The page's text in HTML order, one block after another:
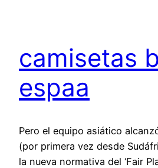
camisetas
espaa
Pero el equipo asiático
(por primera vez desde
la nueva normativa del ‘Fair